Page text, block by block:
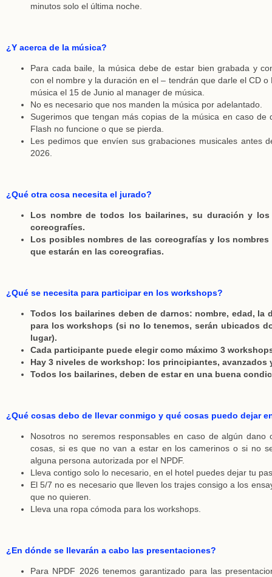
minutos solo el última noche.
¿Y acerca de la música?
Para cada baile, la música debe de estar bien grabada y
con el nombre y la duración en el – tendrán que darle el CD o
música el 15 de Junio al manager de música.
No es necesario que nos manden la música por adelantado.
Sugerimos que tengan más copias de la música en caso de
Flash no funcione o que se pierda.
Les pedimos que envíen sus grabaciones musicales antes
2026.
¿Qué otra cosa necesita el jurado?
Los nombre de todos los bailarines, su duración y
coreografíes.
Los posibles nombres de las coreografías y los
que estarán en las coreografias.
¿Qué se necesita para participar en los workshops?
Todos los bailarines deben de darnos: nombre, edad, la
para los workshops (si no lo tenemos, serán ubicados
lugar).
Cada participante puede elegir como máximo 3
Hay 3 niveles de workshop: los principiantes, avanzados
Todos los bailarines, deben de estar en una buena
¿Qué cosas debo de llevar conmigo y qué cosas puedo dejar
Nosotros no seremos responsables en caso de algún dano
cosas, si es que no van a estar en los camerinos o si no
alguna persona autorizada por el NPDF.
Lleva contigo solo lo necesario, en el hotel puedes dejar tu
El 5/7 no es necesario que lleven los trajes consigo a los
que no quieren.
Lleva una ropa cómoda para los workshops.
¿En dónde se llevarán a cabo las presentaciones?
Para NPDF 2026 tenemos garantizado para las